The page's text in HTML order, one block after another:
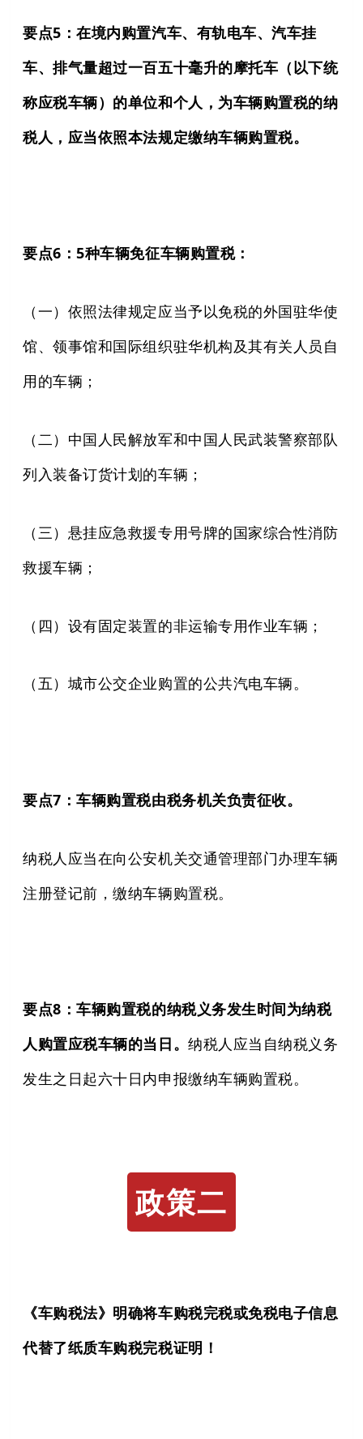
要点5：在境内购置汽车、有轨电车、汽车挂
车、排气量超过一百五十毫升的摩托车（以下统
称应税车辆）的单位和个人，为车辆购置税的纳
税人，应当依照本法规定缴纳车辆购置税。
要点6：5种车辆免征车辆购置税：
（一）依照法律规定应当予以免税的外国驻华使
馆、领事馆和国际组织驻华机构及其有关人员自
用的车辆；
（二）中国人民解放军和中国人民武装警察部队
列入装备订货计划的车辆；
（三）悬挂应急救援专用号牌的国家综合性消防
救援车辆；
（四）设有固定装置的非运输专用作业车辆；
（五）城市公交企业购置的公共汽电车辆。
要点7：车辆购置税由税务机关负责征收。
纳税人应当在向公安机关交通管理部门办理车辆
注册登记前，缴纳车辆购置税。
要点8：车辆购置税的纳税义务发生时间为纳税
人购置应税车辆的当日。纳税人应当自纳税义务
发生之日起六十日内申报缴纳车辆购置税。
政策二
《车购税法》明确将车购税完税或免税电子信息
代替了纸质车购税完税证明！